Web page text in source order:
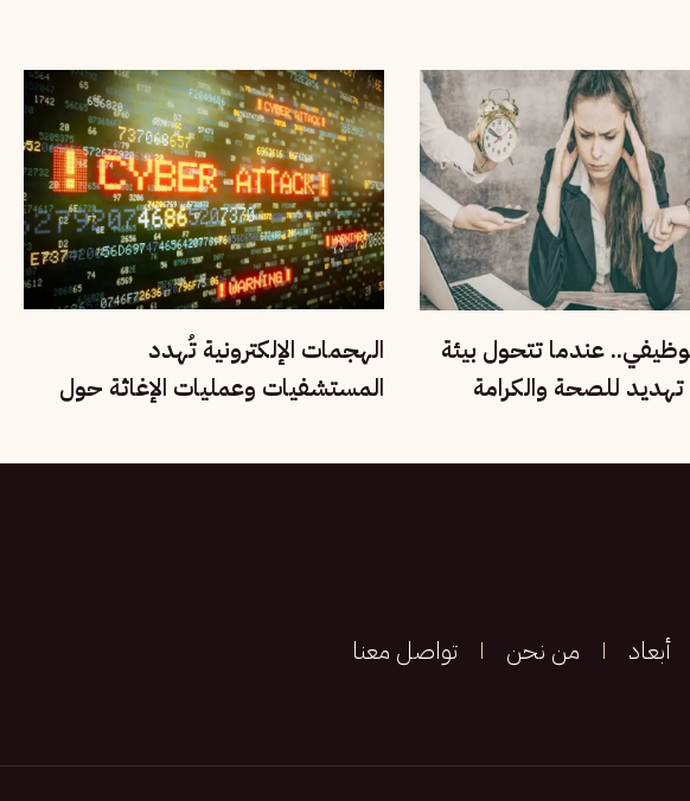
عندما تتحول بيئة
تهديد للصحة والكرامة
الهجمات الإلكترونية تُهدد
المستشفيات وعمليات الإغاثة حول
أبعاد من نحن تواصل معنا